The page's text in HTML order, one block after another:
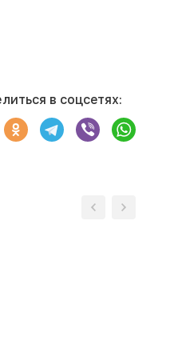
в соцсетях: